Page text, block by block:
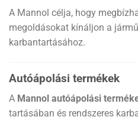
A Mannol célja, hogy
megoldásokat kínáljon a
karbantartásához.
Autóápolási termékek
A Mannol autóápolási
tartásában és rendszeres